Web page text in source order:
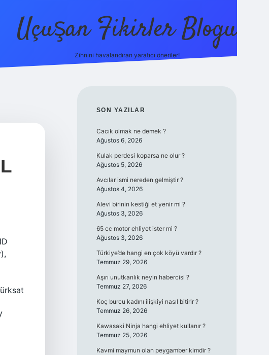
Uçuşan Fikirler Blogu
Zihnini havalandıran yaratıcı öneriler!
SIDEBAR
SON YAZILAR
Cacık olmak ne demek ?
Ağustos 6, 2026
Kulak perdesi koparsa ne olur ?
Ağustos 5, 2026
Avcılar ismi nereden gelmiştir ?
Ağustos 4, 2026
Alevi birinin kestiği et yenir mi ?
Ağustos 3, 2026
65 cc motor ehliyet ister mi ?
Ağustos 3, 2026
Türkiye’de hangi en çok köyü vardır ?
Temmuz 29, 2026
Aşırı unutkanlık neyin habercisi ?
Temmuz 27, 2026
Koç burcu kadını ilişkiyi nasıl bitirir ?
Temmuz 26, 2026
Kawasaki Ninja hangi ehliyet kullanır ?
Temmuz 25, 2026
Kavmi maymun olan peygamber kimdir ?